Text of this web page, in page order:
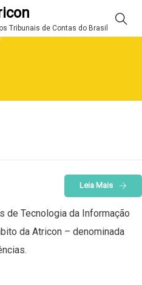
Tribunais de Contas do Brasil
Leia Mais
de Tecnologia da Informação
da Atricon – denominada